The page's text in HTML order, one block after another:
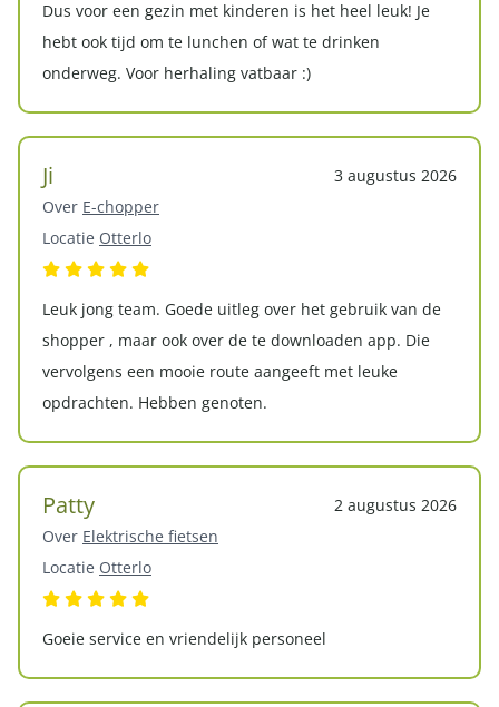
Dus voor een gezin met kinderen is het heel leuk! Je
hebt ook tijd om te lunchen of wat te drinken
onderweg. Voor herhaling vatbaar :)
Ji
3 augustus 2026
Over E-chopper
Locatie Otterlo
Leuk jong team. Goede uitleg over het gebruik van de
shopper , maar ook over de te downloaden app. Die
vervolgens een mooie route aangeeft met leuke
opdrachten. Hebben genoten.
Patty
2 augustus 2026
Over Elektrische fietsen
Locatie Otterlo
Goeie service en vriendelijk personeel